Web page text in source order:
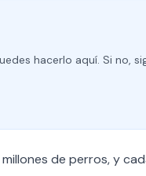
hacerlo aquí. Si no,
de perros, y